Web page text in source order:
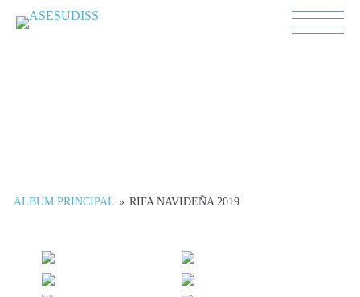
ALBUM PRINCIPAL » RIFA NAVIDEÑA 2019